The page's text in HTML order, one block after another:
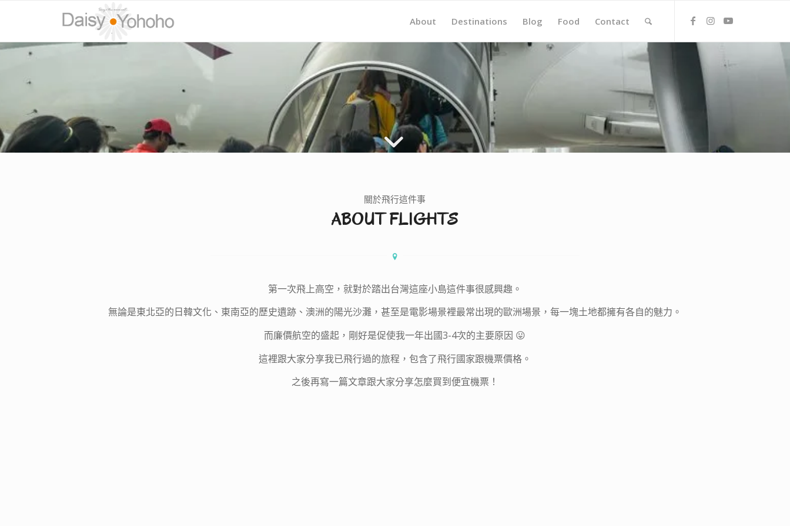
About Destinations Blog Food Contact
FLIGHT RECORD
關於飛行這件事
ABOUT FLIGHTS
第一次飛上高空，就對於踏出台灣這座小島這件事很感興趣。
無論是東北亞的日韓文化、東南亞的歷史遺跡、澳洲的陽光沙灘，甚至是電影場景裡最常出現的歐洲場景，每一塊土地都擁有各自的魅力。
而廉價航空的盛起，剛好是促使我一年出國3-4次的主要原因 😛
這裡跟大家分享我已飛行過的旅程，包含了飛行國家跟機票價格。
之後再寫一篇文章跟大家分享怎麼買到便宜機票！